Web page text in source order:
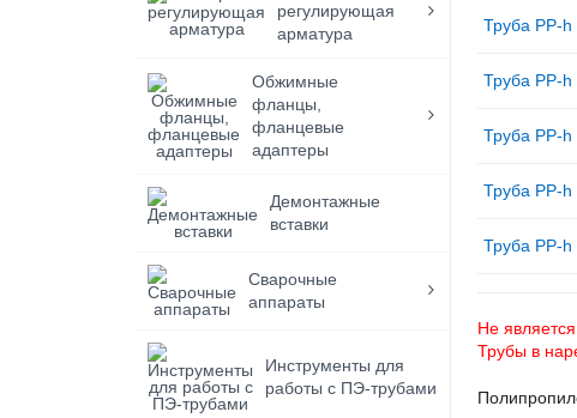
регулирующая
арматура
Обжимные
фланцы,
фланцевые
адаптеры
Демонтажные
вставки
Сварочные
аппараты
Инструменты для
работы с ПЭ-трубами
Труба PP-
Труба PP-
Труба PP-
Труба PP-
Труба PP-
Не
Трубы в